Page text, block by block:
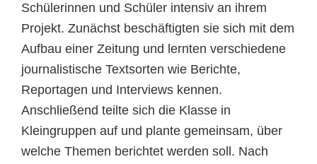
Schülerinnen und Schüler intensiv an ihrem
Projekt. Zunächst beschäftigten sie sich mit dem
Aufbau einer Zeitung und lernten verschiedene
journalistische Textsorten wie Berichte,
Reportagen und Interviews kennen.
Anschließend teilte sich die Klasse in
Kleingruppen auf und plante gemeinsam, über
welche Themen berichtet werden soll. Nach